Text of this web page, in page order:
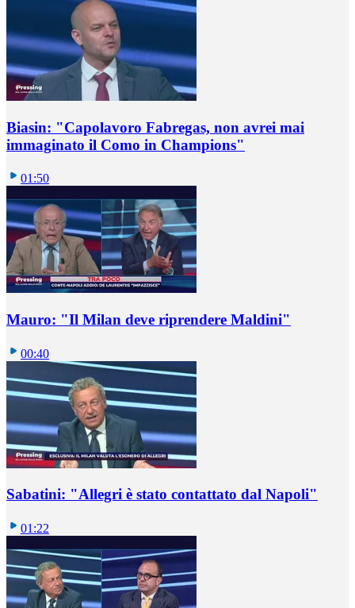
Biasin: "Capolavoro Fabregas, non avrei mai
immaginato il Como in Champions"
01:50
Mauro: "Il Milan deve riprendere Maldini"
00:40
Sabatini: "Allegri è stato contattato dal Napoli"
01:22